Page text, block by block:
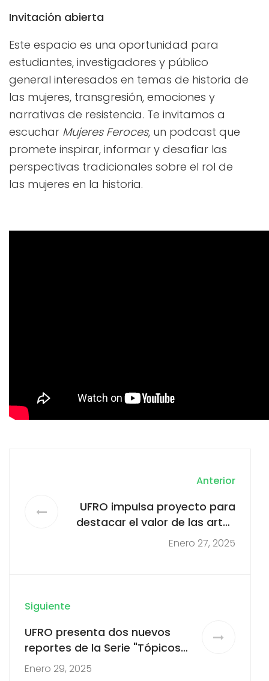
Invitación abierta
Este espacio es una oportunidad para
estudiantes, investigadores y público
general interesados en temas de historia de
las mujeres, transgresión, emociones y
narrativas de resistencia. Te invitamos a
escuchar Mujeres Feroces, un podcast que
promete inspirar, informar y desafiar las
perspectivas tradicionales sobre el rol de
las mujeres en la historia.
Anterior
UFRO impulsa proyecto para
destacar el valor de las artes
y humanidades en la
Enero 27, 2025
Siguiente
UFRO presenta dos nuevos
reportes de la Serie "Tópicos
Emergentes en Ciencias
Enero 29, 2025